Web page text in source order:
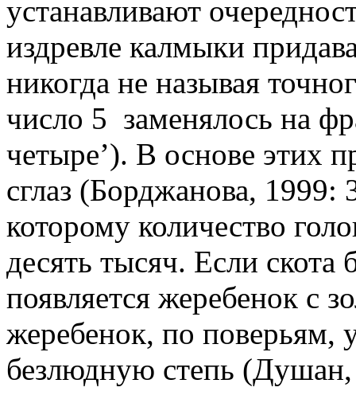
устанавливают
издревле калмыки
никогда не называя
число 5 заменялось на
четыре’). В основе этих
сглаз (Борджанова, 1999:
которому количество
десять тысяч. Если
появляется жеребенок с
жеребенок, по поверьям,
безлюдную степь